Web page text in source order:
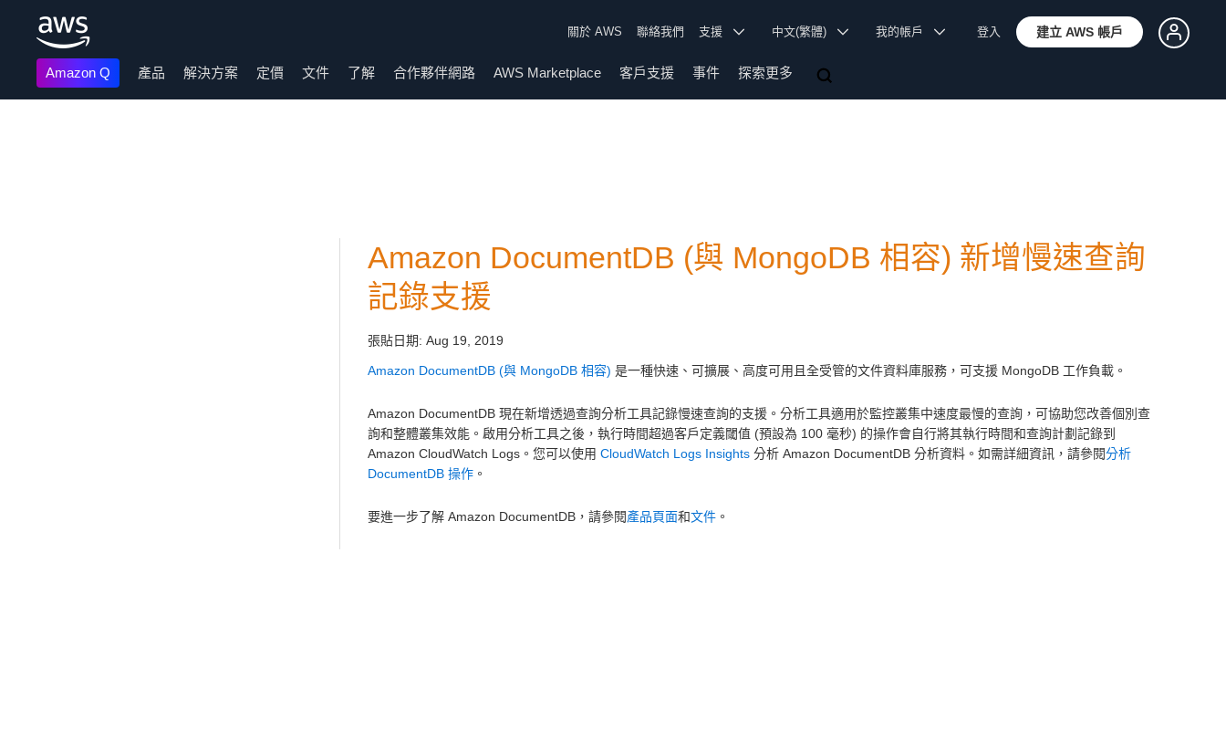
關於 AWS 聯絡我們 支援 中文(繁體) 我的帳戶 登入 建立 AWS 帳戶
Amazon Q 產品 解決方案 定價 文件 了解 合作夥伴網路 AWS Marketplace 客戶支援 事件 探索更多
Amazon DocumentDB (與 MongoDB 相容) 新增慢速查詢
記錄支援
張貼日期: Aug 19, 2019
Amazon DocumentDB (與 MongoDB 相容) 是一種快速、可擴展、高度可用且全受管的文件資料庫服務，可支援 MongoDB 工作負載。
Amazon DocumentDB 現在新增透過查詢分析工具記錄慢速查詢的支援。分析工具適用於監控叢集中速度最慢的查詢，可協助您改善個別查
詢和整體叢集效能。啟用分析工具之後，執行時間超過客戶定義閾值 (預設為 100 毫秒) 的操作會自行將其執行時間和查詢計劃記錄到
Amazon CloudWatch Logs。您可以使用 CloudWatch Logs Insights 分析 Amazon DocumentDB 分析資料。如需詳細資訊，請參閱分析
DocumentDB 操作 。
要進一步了解 Amazon DocumentDB，請參閱產品頁面和文件 。